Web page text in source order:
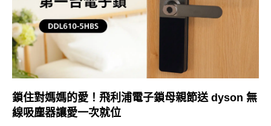
鎖住對媽媽的愛！飛利浦電子鎖母親節送 dyson 無
線吸塵器讓愛一次就位